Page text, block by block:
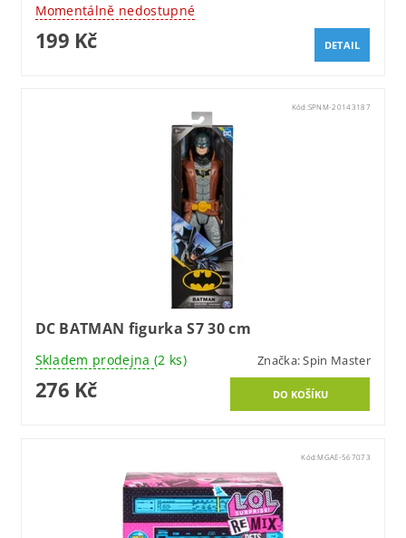
Momentálně nedostupné
199 Kč DETAIL
Kód: SPNM-20143187
DC BATMAN figurka S7 30 cm
Skladem prodejna (2 ks) Značka:Spin Master
276 Kč
Kód:MGAE-567073